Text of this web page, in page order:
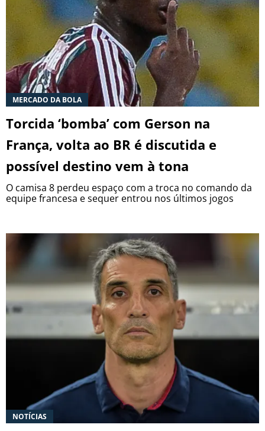
MERCADO DA BOLA
Torcida ‘bomba’ com Gerson na
França, volta ao BR é discutida e
possível destino vem à tona
O camisa 8 perdeu espaço com a troca no comando da
equipe francesa e sequer entrou nos últimos jogos
NOTÍCIAS